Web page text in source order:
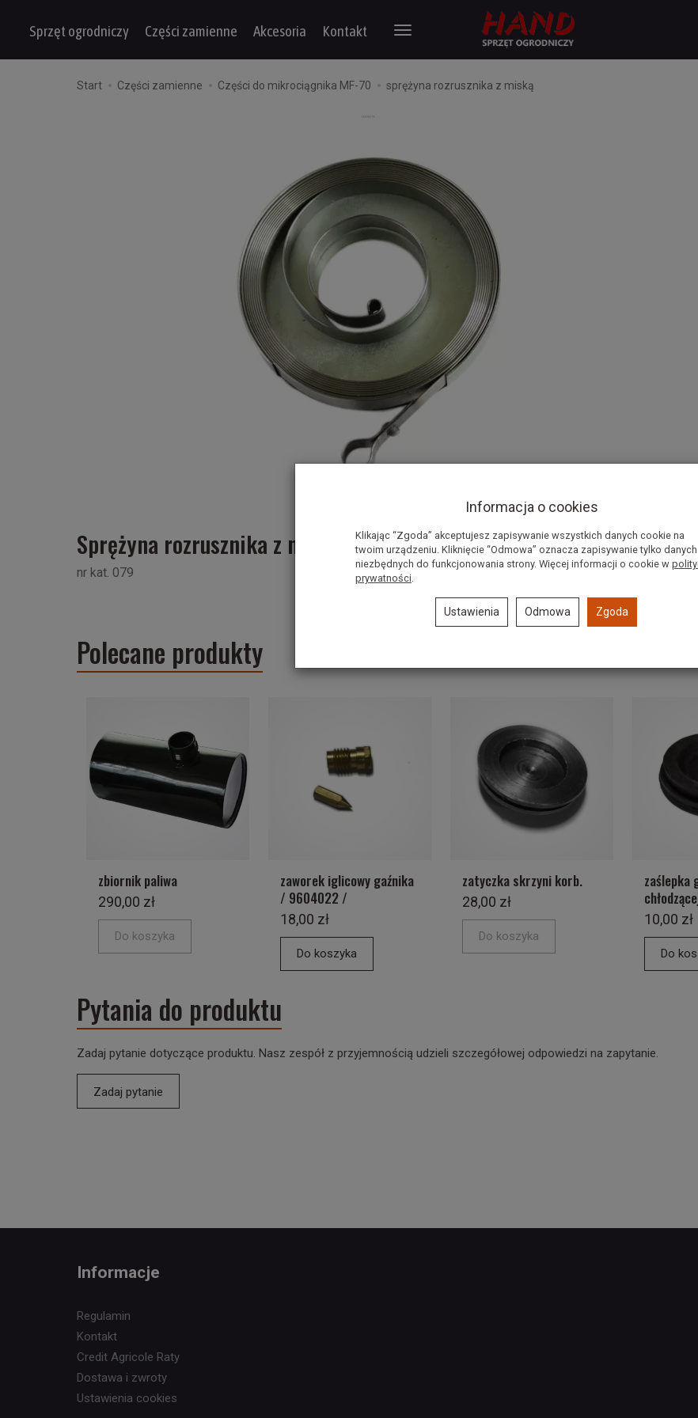
Sprzęt ogrodniczy Części zamienne Akcesoria Kontakt
Start Części zamienne Części do mikrociągnika MF-70 sprężyna rozrusznika z miską
Sprężyna rozrusznika z miską
nr kat. 079
Polecane produkty
zbiornik paliwa
290,00 zł
Do koszyka
zaworek iglicowy gaźnika
/ 9604022 /
18,00 zł
Do koszyka
zatyczka skrzyni korb.
28,00 zł
Do koszyka
zaślepka
10,00 zł
Do
Pytania do produktu
Zadaj pytanie dotyczące produktu. Nasz zespół z przyjemnością udzieli szczegółowej odpowiedzi na zapytanie.
Zadaj pytanie
Informacje
Regulamin
Kontakt
Credit Agricole Raty
Dostawa i zwroty
Ustawienia cookies
Informacja o cookies
Klikając “Zgoda” akceptujesz zapisywanie wszystkich danych cookie na
twoim urządzeniu. Kliknięcie “Odmowa” oznacza zapisywanie tylko danych
niezbędnych do funkcjonowania strony. Więcej informacji o cookie w
prywatności.
Ustawienia Odmowa Zgoda